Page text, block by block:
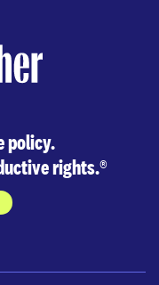
policy.
rights.®